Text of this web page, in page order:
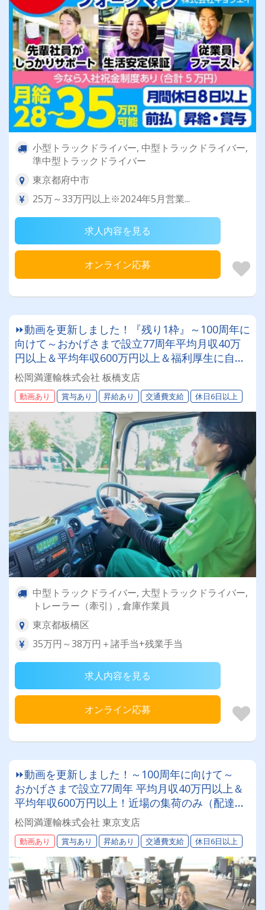
小型トラックドライバー, 中型トラックドライバー,
準中型トラックドライバー
東京都府中市
25万～33万円以上※2024年5月営業...
求人内容を見る
オンライン応募
⏩動画を更新しました！『残り1枠』～100周年に
向けて～おかげさまで設立77周年平均月収40万
円以上＆平均年収600万円以上＆福利厚生に自信
あり✨集荷のみ！【4t・8tトラックドライバー】
退職金◎産休・育休◎無事故運転者表彰制度◎エ
スコンフィールドでの野球観戦旅費時補助制度◎
北海道を代表する運送会社で一緒に働きましょ
う！まつおかまんの未来を担うドライバー積極採
用中！
松岡満運輸株式会社 板橋支店
動画あり 賞与あり 昇給あり 交通費支給 休日6日以上
中型トラックドライバー, 大型トラックドライバー,
トレーラー（牽引）, 倉庫作業員
東京都板橋区
35万円～38万円＋諸手当+残業手当
求人内容を見る
オンライン応募
⏩動画を更新しました！～100周年に向けて～
おかげさまで設立77周年 平均月収40万円以上＆
平均年収600万円以上！近場の集荷のみ（配達業
務無し）北海道を代表する運送会社で一緒に働き
ましょう！まつおかまんの未来を担うドライバー
積極採用中！
松岡満運輸株式会社 東京支店
動画あり 賞与あり 昇給あり 交通費支給 休日6日以上